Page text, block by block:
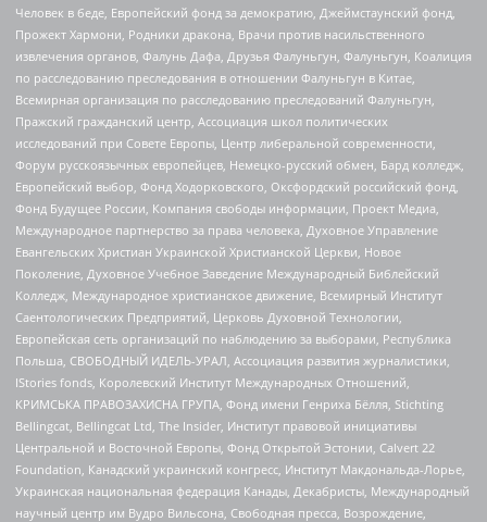
Человек в беде, Европейский фонд за демократию, Джеймстаунский фонд,
Прожект Хармони, Родники дракона, Врачи против насильственного
извлечения органов, Фалунь Дафа, Друзья Фалуньгун, Фалуньгун, Коалиция
по расследованию преследования в отношении Фалуньгун в Китае,
Всемирная организация по расследованию преследований Фалуньгун,
Пражский гражданский центр, Ассоциация школ политических
исследований при Совете Европы, Центр либеральной современности,
Форум русскоязычных европейцев, Немецко-русский обмен, Бард колледж,
Европейский выбор, Фонд Ходорковского, Оксфордский российский фонд,
Фонд Будущее России, Компания свободы информации, Проект Медиа,
Международное партнерство за права человека, Духовное Управление
Евангельских Христиан Украинской Христианской Церкви, Новое
Поколение, Духовное Учебное Заведение Международный Библейский
Колледж, Международное христианское движение, Всемирный Институт
Саентологических Предприятий, Церковь Духовной Технологии,
Европейская сеть организаций по наблюдению за выборами, Республика
Польша, СВОБОДНЫЙ ИДЕЛЬ-УРАЛ, Ассоциация развития журналистики,
IStories fonds, Королевский Институт Международных Отношений,
КРИМСЬКА ПРАВОЗАХИСНА ГРУПА, Фонд имени Генриха Бёлля, Stichting
Bellingcat, Bellingcat Ltd, The Insider, Институт правовой инициативы
Центральной и Восточной Европы, Фонд Открытой Эстонии, Calvert 22
Foundation, Канадский украинский конгресс, Институт Макдональда-Лорье,
Украинская национальная федерация Канады, Декабристы, Международный
научный центр им Вудро Вильсона, Свободная пресса, Возрождение,